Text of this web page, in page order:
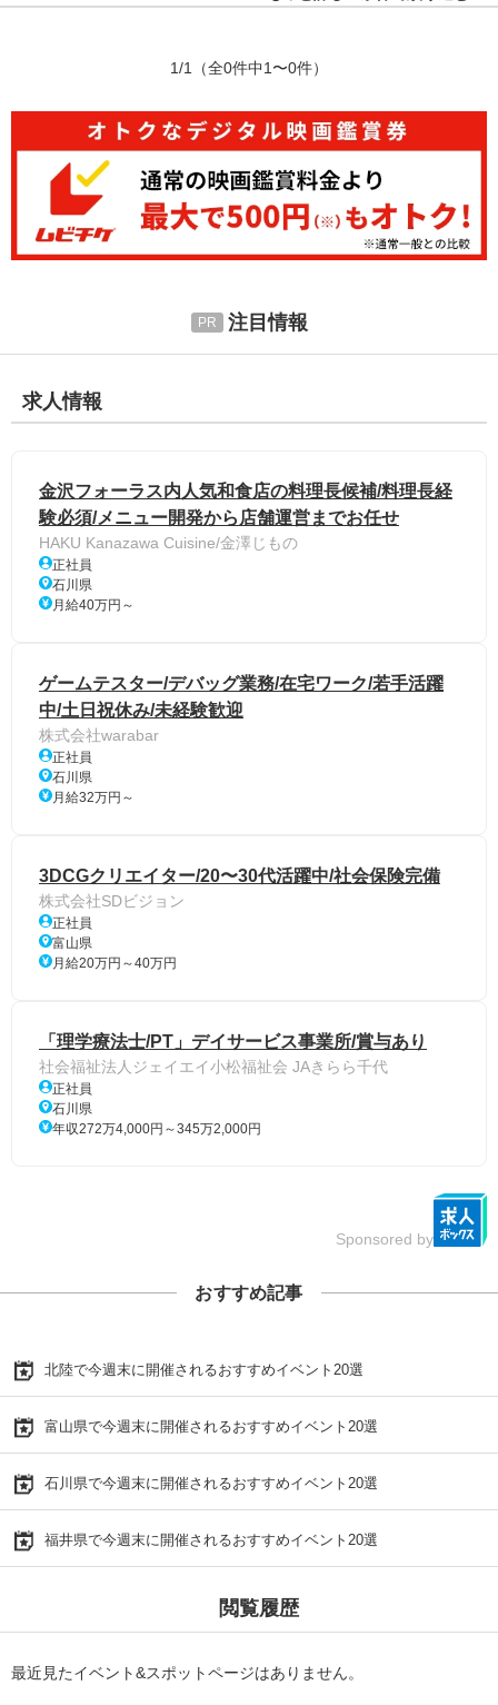
1/1 （全0件中1〜0件）
注目情報
求人情報
金沢フォーラス内人気和食店の料理長候補/料理長経
験必須/メニュー開発から店舗運営までお任せ
HAKU Kanazawa Cuisine/金澤じもの
正社員
石川県
月給40万円～
ゲームテスター/デバッグ業務/在宅ワーク/若手活躍
中/土日祝休み/未経験歓迎
株式会社warabar
正社員
石川県
月給32万円～
3DCGクリエイター/20〜30代活躍中/社会保険完備
株式会社SDビジョン
正社員
富山県
月給20万円～40万円
「理学療法士/PT」デイサービス事業所/賞与あり
社会福祉法人ジェイエイ小松福祉会 JAきらら千代
正社員
石川県
年収272万4,000円～345万2,000円
Sponsored by
おすすめ記事
北陸で今週末に開催されるおすすめイベント20選
富山県で今週末に開催されるおすすめイベント20選
石川県で今週末に開催されるおすすめイベント20選
福井県で今週末に開催されるおすすめイベント20選
閲覧履歴
最近見たイベント&スポットページはありません。